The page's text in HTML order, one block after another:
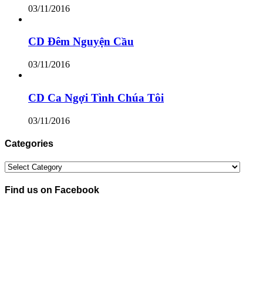
03/11/2016
CD Đêm Nguyện Cầu
03/11/2016
CD Ca Ngợi Tình Chúa Tôi
03/11/2016
Categories
Categories
Find us on Facebook